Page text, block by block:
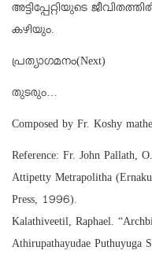
അട്ടിപ്പേറ്റിയുടെ
കഴിയും.
പ്രത്യാഗമനം(Next)
തുടരും…
Composed by Fr. Koshy
Reference: Fr. John Pallath,
Attipetty Metrapolitha
Press, 1996).
Kalathiveetil, Raphael.
Athirupathayudae Puthuyuga